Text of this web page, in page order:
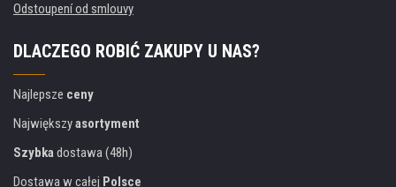
Odstoupení od smlouvy
DLACZEGO ROBIĆ ZAKUPY U NAS?
Najlepsze ceny
Największyasortyment
Szybkadostawa (48h)
Dostawa w całej Polsce